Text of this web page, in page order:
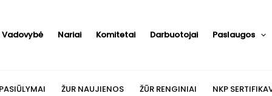
Vadovybė Nariai Komitetai Darbuotojai Paslaugos
ŽUR NAUJIENOS ŽŪR RENGINIAI NKP